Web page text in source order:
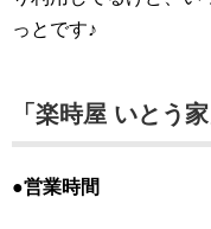
っとです♪
「 楽時屋 いとう家
●営業時間